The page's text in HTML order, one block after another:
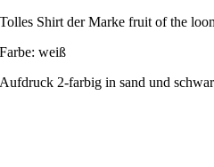
Tolles Shirt der Marke fruit of the
Farbe: weiß
Aufdruck 2-farbig in sand und